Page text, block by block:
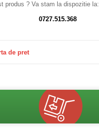
produs ? Va stam la dispozitie la:
0727.515.368
de pret